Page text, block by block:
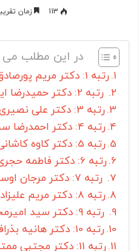
113
زمان تقریبی
در این مطلب می
رتبه 1: دکتر مریم پورصادق فرد
رتبه 2: دکتر حمیدرضا ایزدی
رتبه 3: دکتر علی نصیری
رتبه 4: دکتر احمدرضا سبحانی
رتبه 5: دکتر کاوه کاشانی
رتبه 6: دکتر فاطمه حجری
رتبه 7: دکتر مرجان اوستاد
رتبه 8: دکتر مریم علیزاده
رتبه 9: دکتر سید امیرمحمد میرقاسمی
رتبه 10: دکتر هانیه بذرافشان
رتبه 11: دکتر مجتبی ممتحن